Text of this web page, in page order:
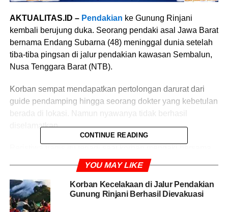
AKTUALITAS.ID – Pendakian ke Gunung Rinjani
kembali berujung duka. Seorang pendaki asal Jawa Barat
bernama Endang Subarna (48) meninggal dunia setelah
tiba-tiba pingsan di jalur pendakian kawasan Sembalun,
Nusa Tenggara Barat (NTB).
Korban sempat mendapatkan pertolongan darurat dari
guide pendamping hingga seorang dokter yang kebetulan
berada di lokasi. Namun nyawanya tidak berhasil
diselamatkan.
rombongan melalui jalur Sembalun pada Kamis
Kepala Balai Taman Nasional Gunung Rinjani (TNGR)
NTB Budy Kurniawan mengatakan petugas gabungan
CONTINUE READING
YOU MAY LIKE
Korban Kecelakaan di Jalur Pendakian
Gunung Rinjani Berhasil Dievakuasi